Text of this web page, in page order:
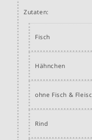
Zutaten:
Fisch
Hähnchen
ohne Fisch &
Rind